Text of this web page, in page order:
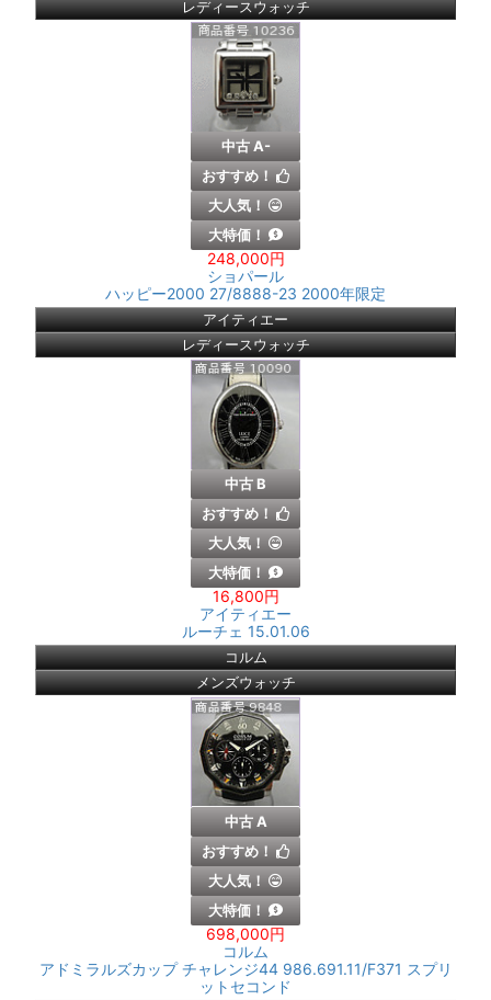
レディースウォッチ
中古 A-
おすすめ！
大人気！
大特価！
248,000円
ショパール
ハッピー2000 27/8888-23 2000年限定
アイティエー
レディースウォッチ
中古 B
おすすめ！
大人気！
大特価！
16,800円
アイティエー
ルーチェ 15.01.06
コルム
メンズウォッチ
中古 A
おすすめ！
大人気！
大特価！
698,000円
コルム
アドミラルズカップ チャレンジ44 986.691.11/F371 スプリ
ットセコンド